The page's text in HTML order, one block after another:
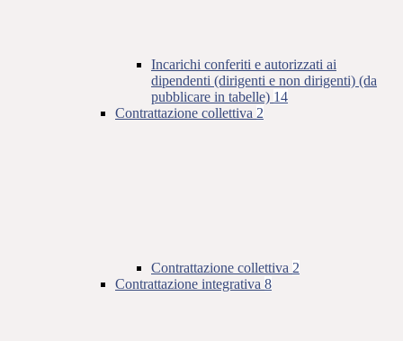
Incarichi conferiti e autorizzati ai
dipendenti (dirigenti e non dirigenti) (da
pubblicare in tabelle) 14
Contrattazione collettiva 2
Contrattazione collettiva 2
Contrattazione integrativa 8